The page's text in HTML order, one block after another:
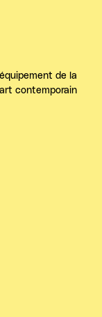
de la
contemporain